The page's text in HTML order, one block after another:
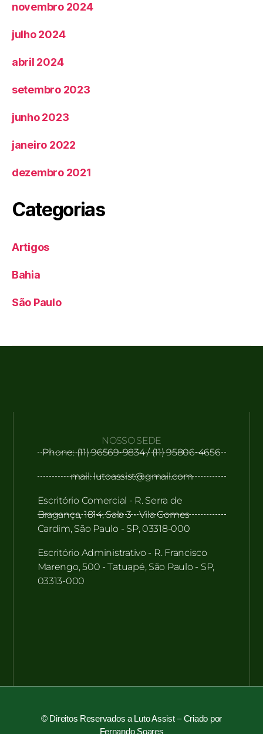
novembro 2024
julho 2024
abril 2024
setembro 2023
junho 2023
janeiro 2022
dezembro 2021
Categorias
Artigos
Bahia
São Paulo
NOSSO SEDE
Phone: (11) 96569-9834 / (11) 95806-4656
mail: lutoassist@gmail.com
Escritório Comercial - R. Serra de
Bragança, 1814, Sala 3 - Vila Gomes
Cardim, São Paulo - SP, 03318-000
Escritório Administrativo - R. Francisco
Marengo, 500 - Tatuapé, São Paulo - SP,
03313-000
© Direitos Reservados a Luto Assist –Criado por
Fernando Soares